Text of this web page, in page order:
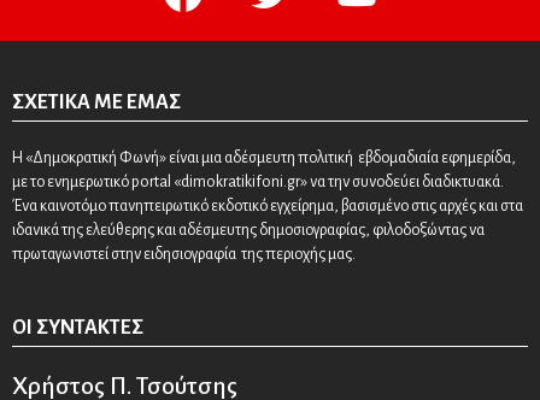
ΣΧΕΤΙΚΆ ΜΕ ΕΜΆΣ
Η «Δημοκρατική Φωνή» είναι μια αδέσμευτη πολιτική εβδομαδιαία εφημερίδα,
με το ενημερωτικό portal «dimokratikifoni.gr» να την συνοδεύει διαδικτυακά.
Ένα καινοτόμο πανηπειρωτικό εκδοτικό εγχείρημα, βασισμένο στις αρχές και στα
ιδανικά της ελεύθερης και αδέσμευτης δημοσιογραφίας, φιλοδοξώντας να
πρωταγωνιστεί στην ειδησιογραφία της περιοχής μας.
ΟΙ ΣΥΝΤΆΚΤΕΣ
Χρήστος Π. Τσούτσης